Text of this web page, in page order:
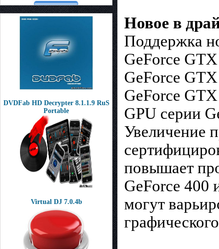
DVDFab HD Decrypter 8.1.1.9 RuS
Portable
Virtual DJ 7.0.4b
Новое в
Поддержка
GeForce
GeForce
GeForce
GPU серии
Увеличение
повышает
GeForce 400
могут